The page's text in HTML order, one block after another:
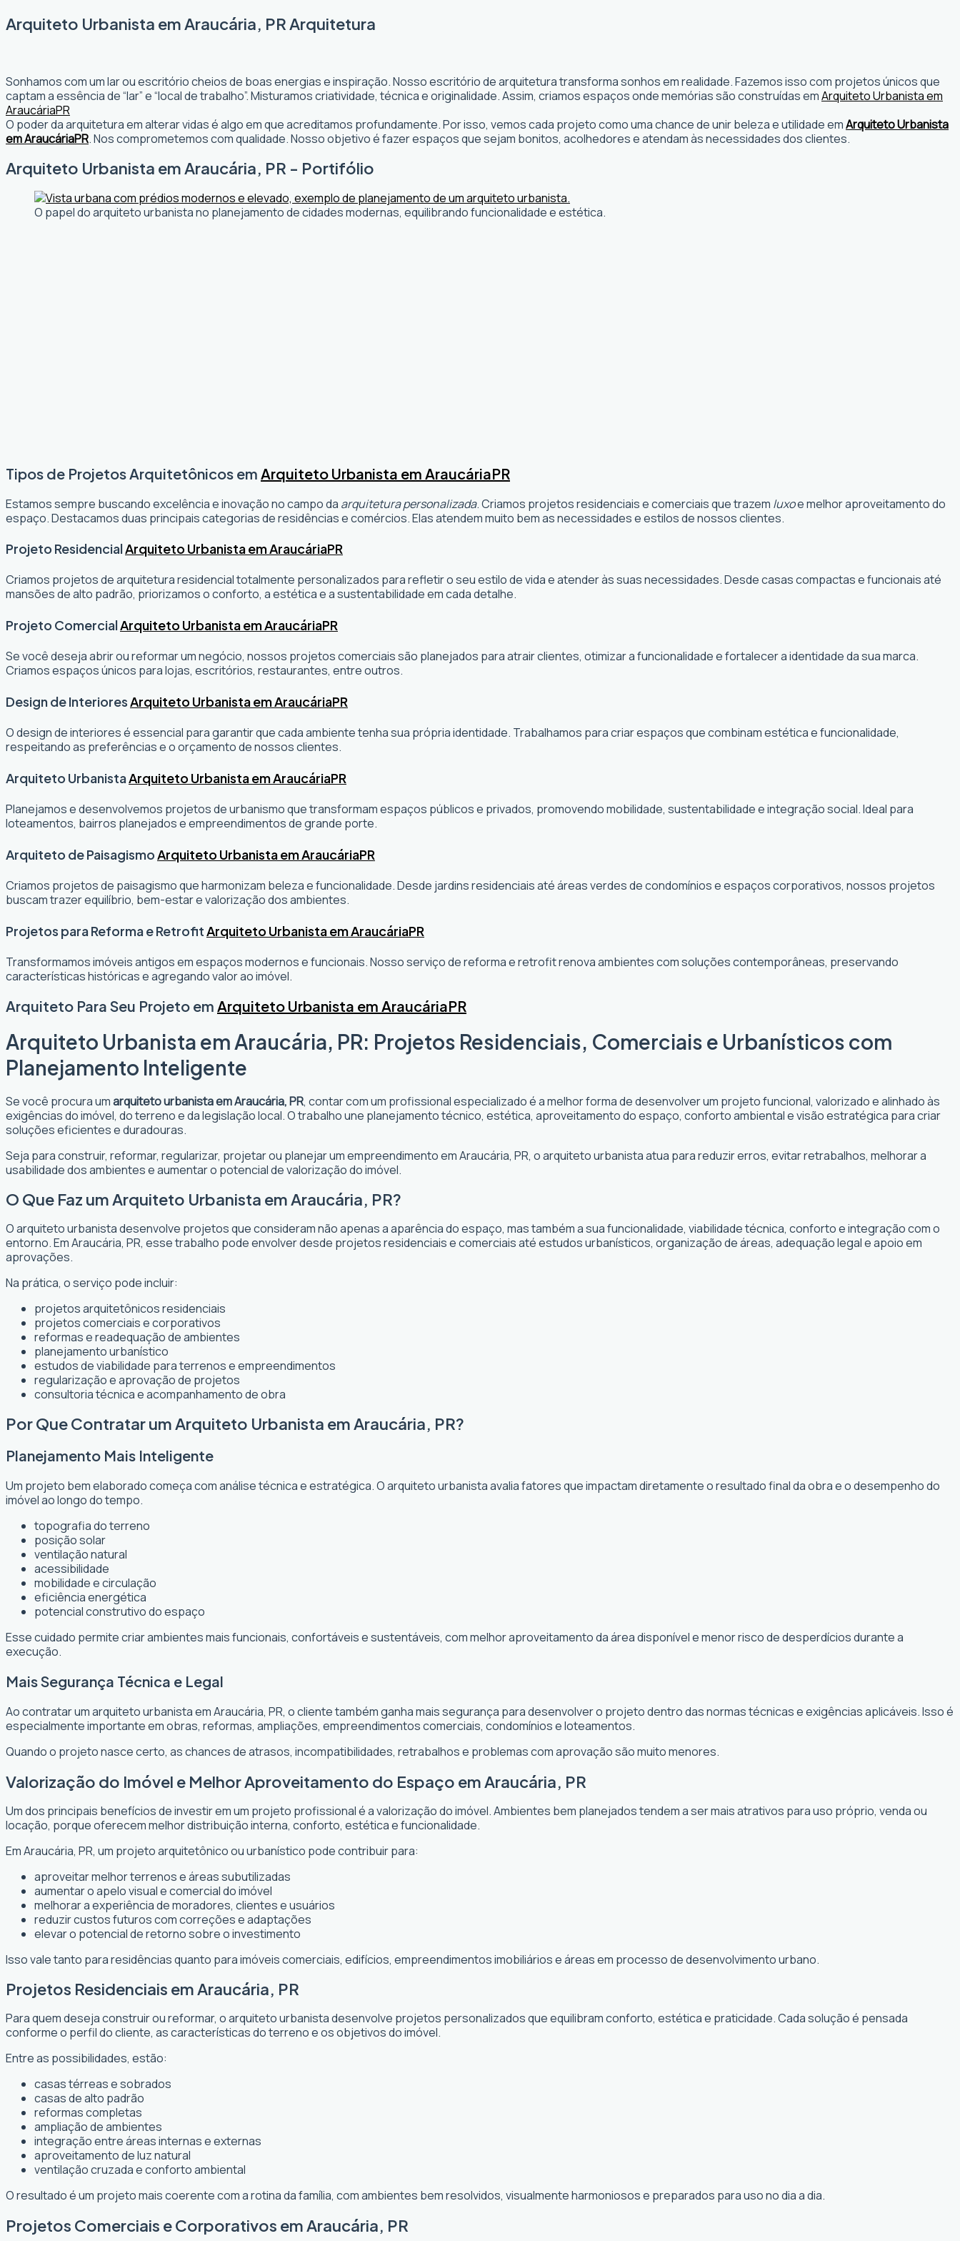
Arquiteto Urbanista em Araucária, PR Arquitetura
Sonhamos com um lar ou escritório cheios de boas energias e inspiração. Nosso escritório de arquitetura transforma sonhos em realidade. Fazemos isso com projetos únicos que
captam a essência de “lar” e “local de trabalho”. Misturamos criatividade, técnica e originalidade. Assim, criamos espaços onde memórias são construídas emArquiteto Urbanista em
AraucáriaPR
O poder da arquitetura em alterar vidas é algo em que acreditamos profundamente. Por isso, vemos cada projeto como uma chance de unir beleza e utilidade emArquiteto Urbanista
em AraucáriaPR. Nos comprometemos com qualidade. Nosso objetivo é fazer espaços que sejam bonitos, acolhedores e atendam às necessidades dos clientes.
Arquiteto Urbanista em Araucária, PR - Portifólio
O papel do arquiteto urbanista no planejamento de cidades modernas, equilibrando funcionalidade e estética.
Tipos de Projetos Arquitetônicos em Arquiteto Urbanista em AraucáriaPR
Estamos sempre buscando excelência e inovação no campo da arquitetura personalizada. Criamos projetos residenciais e comerciais que trazem luxoe melhor aproveitamento do
espaço. Destacamos duas principais categorias de residências e comércios. Elas atendem muito bem as necessidades e estilos de nossos clientes.
Projeto ResidencialArquiteto Urbanista em AraucáriaPR
Criamos projetos de arquitetura residencial totalmente personalizados para refletir o seu estilo de vida e atender às suas necessidades. Desde casas compactas e funcionais até
mansões de alto padrão, priorizamos o conforto, a estética e a sustentabilidade em cada detalhe.
Projeto ComercialArquiteto Urbanista em AraucáriaPR
Se você deseja abrir ou reformar um negócio, nossos projetos comerciais são planejados para atrair clientes, otimizar a funcionalidade e fortalecer a identidade da sua marca.
Criamos espaços únicos para lojas, escritórios, restaurantes, entre outros.
Design de InterioresArquiteto Urbanista em AraucáriaPR
O design de interiores é essencial para garantir que cada ambiente tenha sua própria identidade. Trabalhamos para criar espaços que combinam estética e funcionalidade,
respeitando as preferências e o orçamento de nossos clientes.
Arquiteto UrbanistaArquiteto Urbanista em AraucáriaPR
Planejamos e desenvolvemos projetos de urbanismo que transformam espaços públicos e privados, promovendo mobilidade, sustentabilidade e integração social. Ideal para
loteamentos, bairros planejados e empreendimentos de grande porte.
Arquiteto de PaisagismoArquiteto Urbanista em AraucáriaPR
Criamos projetos de paisagismo que harmonizam beleza e funcionalidade. Desde jardins residenciais até áreas verdes de condomínios e espaços corporativos, nossos projetos
buscam trazer equilíbrio, bem-estar e valorização dos ambientes.
Projetos para Reforma e RetrofitArquiteto Urbanista em AraucáriaPR
Transformamos imóveis antigos em espaços modernos e funcionais. Nosso serviço de reforma e retrofit renova ambientes com soluções contemporâneas, preservando
características históricas e agregando valor ao imóvel.
Arquiteto Para Seu Projeto em Arquiteto Urbanista em AraucáriaPR
Arquiteto Urbanista em Araucária, PR: Projetos Residenciais, Comerciais e Urbanísticos com
Planejamento Inteligente
Se você procura umarquiteto urbanista em Araucária, PR, contar com um profissional especializado é a melhor forma de desenvolver um projeto funcional, valorizado e alinhado às
exigências do imóvel, do terreno e da legislação local. O trabalho une planejamento técnico, estética, aproveitamento do espaço, conforto ambiental e visão estratégica para criar
soluções eficientes e duradouras.
Seja para construir, reformar, regularizar, projetar ou planejar um empreendimento em Araucária, PR, o arquiteto urbanista atua para reduzir erros, evitar retrabalhos, melhorar a
usabilidade dos ambientes e aumentar o potencial de valorização do imóvel.
O Que Faz um Arquiteto Urbanista em Araucária, PR?
O arquiteto urbanista desenvolve projetos que consideram não apenas a aparência do espaço, mas também a sua funcionalidade, viabilidade técnica, conforto e integração com o
entorno. Em Araucária, PR, esse trabalho pode envolver desde projetos residenciais e comerciais até estudos urbanísticos, organização de áreas, adequação legal e apoio em
aprovações.
Na prática, o serviço pode incluir:
projetos arquitetônicos residenciais
projetos comerciais e corporativos
reformas e readequação de ambientes
planejamento urbanístico
estudos de viabilidade para terrenos e empreendimentos
regularização e aprovação de projetos
consultoria técnica e acompanhamento de obra
Por Que Contratar um Arquiteto Urbanista em Araucária, PR?
Planejamento Mais Inteligente
Um projeto bem elaborado começa com análise técnica e estratégica. O arquiteto urbanista avalia fatores que impactam diretamente o resultado final da obra e o desempenho do
imóvel ao longo do tempo.
topografia do terreno
posição solar
ventilação natural
acessibilidade
mobilidade e circulação
eficiência energética
potencial construtivo do espaço
Esse cuidado permite criar ambientes mais funcionais, confortáveis e sustentáveis, com melhor aproveitamento da área disponível e menor risco de desperdícios durante a
execução.
Mais Segurança Técnica e Legal
Ao contratar um arquiteto urbanista em Araucária, PR, o cliente também ganha mais segurança para desenvolver o projeto dentro das normas técnicas e exigências aplicáveis. Isso é
especialmente importante em obras, reformas, ampliações, empreendimentos comerciais, condomínios e loteamentos.
Quando o projeto nasce certo, as chances de atrasos, incompatibilidades, retrabalhos e problemas com aprovação são muito menores.
Valorização do Imóvel e Melhor Aproveitamento do Espaço em Araucária, PR
Um dos principais benefícios de investir em um projeto profissional é a valorização do imóvel. Ambientes bem planejados tendem a ser mais atrativos para uso próprio, venda ou
locação, porque oferecem melhor distribuição interna, conforto, estética e funcionalidade.
Em Araucária, PR, um projeto arquitetônico ou urbanístico pode contribuir para:
aproveitar melhor terrenos e áreas subutilizadas
aumentar o apelo visual e comercial do imóvel
melhorar a experiência de moradores, clientes e usuários
reduzir custos futuros com correções e adaptações
elevar o potencial de retorno sobre o investimento
Isso vale tanto para residências quanto para imóveis comerciais, edifícios, empreendimentos imobiliários e áreas em processo de desenvolvimento urbano.
Projetos Residenciais em Araucária, PR
Para quem deseja construir ou reformar, o arquiteto urbanista desenvolve projetos personalizados que equilibram conforto, estética e praticidade. Cada solução é pensada
conforme o perfil do cliente, as características do terreno e os objetivos do imóvel.
Entre as possibilidades, estão:
casas térreas e sobrados
casas de alto padrão
reformas completas
ampliação de ambientes
integração entre áreas internas e externas
aproveitamento de luz natural
ventilação cruzada e conforto ambiental
O resultado é um projeto mais coerente com a rotina da família, com ambientes bem resolvidos, visualmente harmoniosos e preparados para uso no dia a dia.
Projetos Comerciais e Corporativos em Araucária, PR